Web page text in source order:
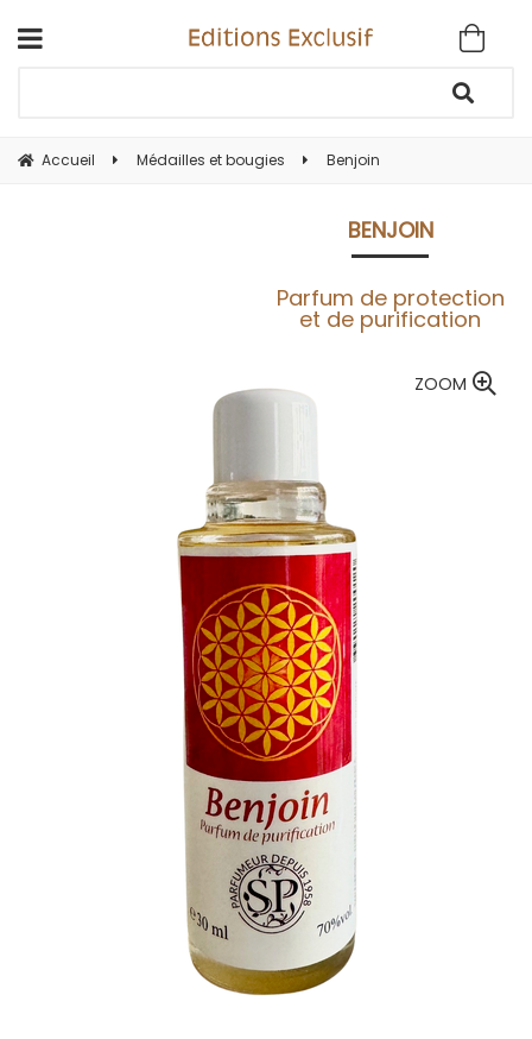
Accueil Médailles et bougies Benjoin
BENJOIN
Parfum de protection
et de purification
ZOOM